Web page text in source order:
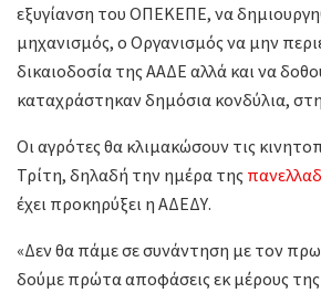
εξυγίανση του ΟΠΕΚΕΠΕ, να
μηχανισμός, ο Οργανισμός να μην
δικαιοδοσία της ΑΑΔΕ αλλά και να
καταχράστηκαν δημόσια κονδύλια,
Οι αγρότες θα κλιμακώσουν τις
Τρίτη, δηλαδή την ημέρα της
έχει προκηρύξει η ΑΔΕΔΥ.
«Δεν θα πάμε σε συνάντηση με τον
δούμε πρώτα αποφάσεις εκ μέρους